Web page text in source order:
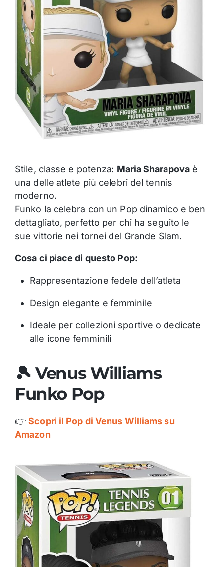
Stile, classe e potenza: Maria Sharapova è
una delle atlete più celebri del tennis
moderno.
Funko la celebra con un Pop dinamico e ben
dettagliato, perfetto per chi ha seguito le
sue vittorie nei tornei del Grande Slam.
Cosa ci piace di questo Pop:
Rappresentazione fedele dell’atleta
Design elegante e femminile
Ideale per collezioni sportive o dedicate
alle icone femminili
🎾 Venus Williams
Funko Pop
👉Scopri il Pop di Venus Williams su
Amazon